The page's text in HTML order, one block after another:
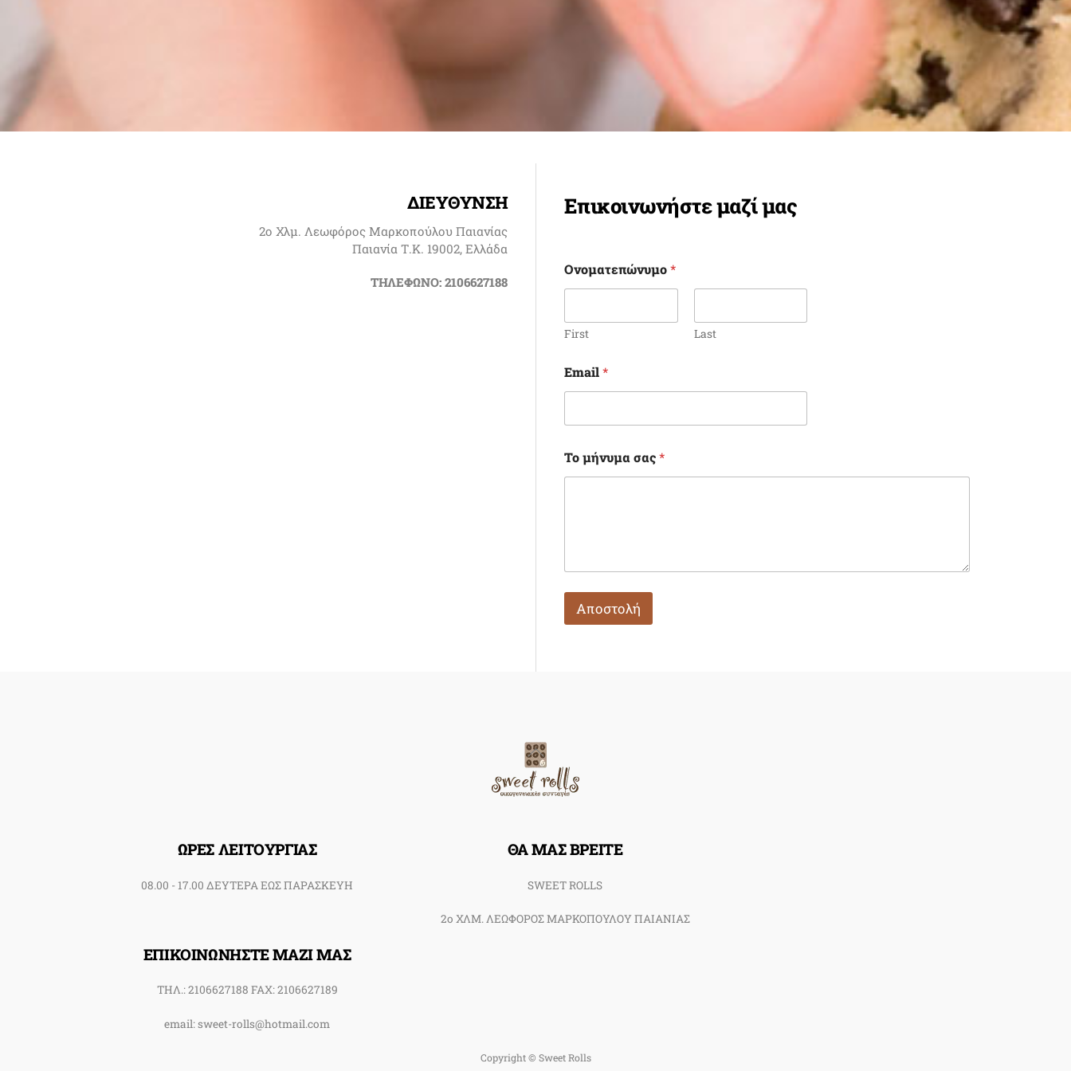
ΔΙΕΥΘΥΝΣΗ
2ο Χλμ. Λεωφόρος Μαρκοπούλου Παιανίας
Παιανία Τ.Κ. 19002, Ελλάδα
ΤΗΛΕΦΩΝΟ: 2106627188
Επικοινωνήστε μαζί μας
Ονοματεπώνυμο*
First Last
Email*
Το μήνυμα σας*
Αποστολή
Back
To
Top
ΩΡΕΣ ΛΕΙΤΟΥΡΓΙΑΣ
08.00 - 17.00 ΔΕΥΤΕΡΑ ΕΩΣ ΠΑΡΑΣΚΕΥΗ
ΘΑ ΜΑΣ ΒΡΕΙΤΕ
SWEET ROLLS
2ο ΧΛΜ. ΛΕΩΦΟΡΟΣ ΜΑΡΚΟΠΟΥΛΟΥ ΠΑΙΑΝΙΑΣ
ΕΠΙΚΟΙΝΩΝΗΣΤΕ ΜΑΖΙ ΜΑΣ
ΤΗΛ.: 2106627188 FAX: 2106627189
email: sweet-rolls@hotmail.com
Copyright © Sweet Rolls